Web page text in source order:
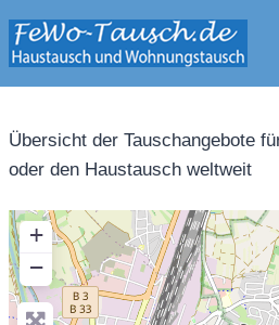
Inhalt
springen
Übersicht der Tauschangebote
oder den Haustausch weltweit
+
−